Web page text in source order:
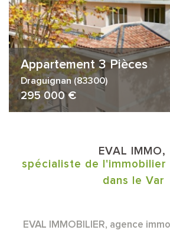
Appartement 3 Pièces
Draguignan (83300)
295 000 €
EVAL IMMO,
spécialiste de l'immobilier
dans le Var
EVAL IMMOBILIER, agence